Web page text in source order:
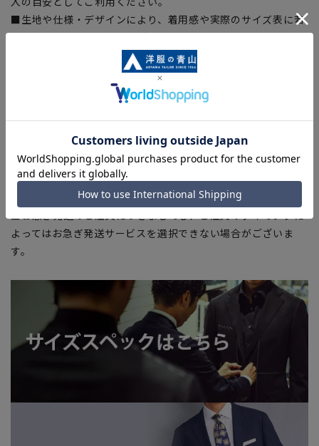
■生地や仕様・デザインにより、着用感や実際のサイズ表に若
干の誤差が生じる場合がございます。予めご了承ください。
■サイズスペックは仕上がりサイズを記載しております。一
部、商品現物におすすめサイズ(ヌードサイズ)を記載している
■ブラウザやお使いのモニター環境、また撮影時の室内外の光
加減により、実際の商品と掲載画像の色味が異なる場合がござ
■店舗や各モールサイトと商品在庫を共有しております関係
上、ご注文いただいたタイミングにより欠品が発生し、ご注文
を完了できない場合がございます。予めご了承ください。
よってはお急ぎ発送サービスを選択できない場合がございま
す。